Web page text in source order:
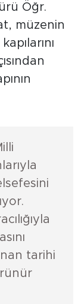
Öğr.
müzenin
tarihi